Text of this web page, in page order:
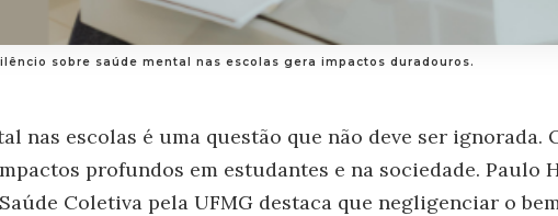
sobre saúde mental nas escolas gera impactos duradouros.
nas escolas é uma questão que não deve ser ignorada.
profundos em estudantes e na sociedade. Paulo
Coletiva pela UFMG destaca que negligenciar o